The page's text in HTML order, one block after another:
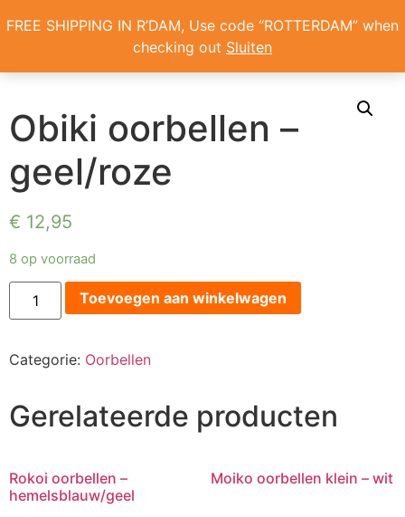
Obiki oorbellen –
geel/roze
€ 12,95
8 op voorraad
Toevoegen aan winkelwagen
Categorie: Oorbellen
Gerelateerde producten
Rokoi oorbellen –
hemelsblauw/geel
Moiko oorbellen klein – wit
FREE SHIPPING IN R’DAM, Use code “ROTTERDAM” when
checking out Sluiten